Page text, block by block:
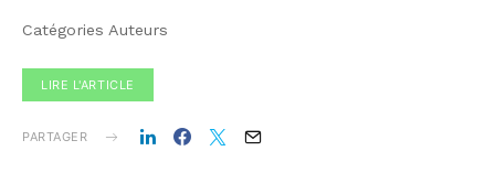
Catégories Auteurs
LIRE L'ARTICLE
PARTAGER